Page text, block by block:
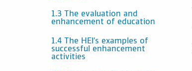
1.3 The evaluation and
enhancement of education
1.4 The HEI’s examples of
successful enhancement
activities